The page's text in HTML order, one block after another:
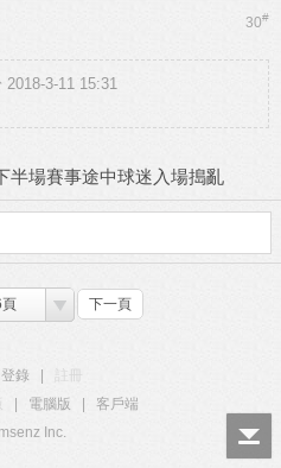
30#
2018-3-11 15:31
半場賽事途中球迷入場搗亂
下一頁
登錄
電腦版
客戶端
Inc.